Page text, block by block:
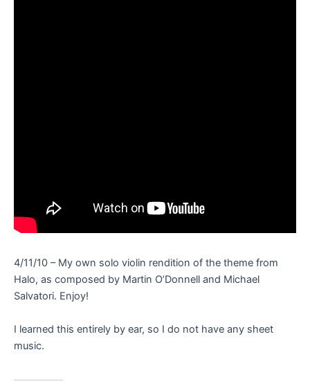
4/11/10 – My own solo violin rendition of the theme from
Halo, as composed by Martin O’Donnell and Michael
Salvatori. Enjoy!
I learned this entirely by ear, so I do not have any sheet
music.